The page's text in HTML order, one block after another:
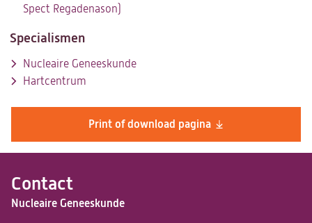
Contact
Nucleaire Geneeskunde
Print of download pagina
Spect Regadenason)
Specialismen
Nucleaire Geneeskunde
Hartcentrum